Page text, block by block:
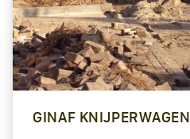
GINAF KNIJPERWAGEN